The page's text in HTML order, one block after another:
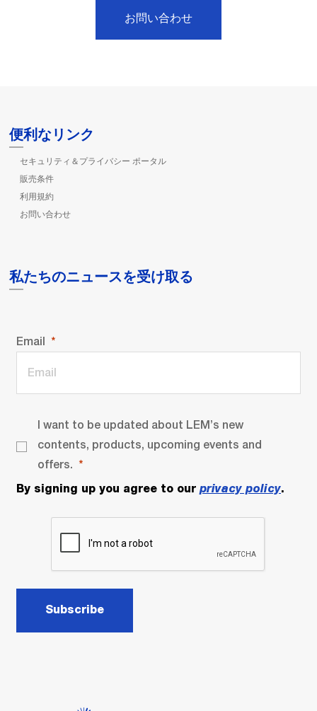
お問い合わせ
便利なリンク
セキュリティ＆プライバシー ポータル
販売条件
利用規約
お問い合わせ
私たちのニュースを受け取る
Email
I want to be updated about LEM’s new
contents, products, upcoming events and
offers.
By signing up you agree to our privacy policy.
Subscribe